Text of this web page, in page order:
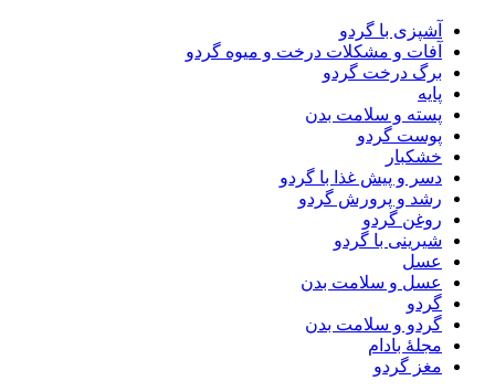
آشپزی با گردو
آفات و مشکلات درخت و میوه گردو
برگ درخت گردو
پایه
پسته و سلامت بدن
پوست گردو
خشکبار
دسر و پیش غذا با گردو
رشد و پرورش گردو
روغن گردو
شیرینی با گردو
عسل
عسل و سلامت بدن
گردو
گردو و سلامت بدن
مجلۀ بادام
مغز گردو